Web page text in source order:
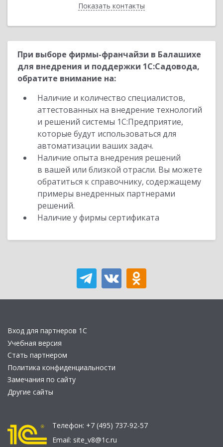
Показать контакты
Назад
При выборе фирмы-франчайзи в Балашихе
для внедрения и поддержки 1С:Садовода,
обратите внимание на:
Наличие и количество специалистов,
аттестованных на внедрение технологий
и решений системы 1С:Предприятие,
которые будут использоваться для
автоматизации ваших задач.
Наличие опыта внедрения решений
в вашей или близкой отрасли. Вы можете
обратиться к справочнику, содержащему
примеры внедренных партнерами
решений.
Наличие у фирмы сертификата
Вход для партнеров 1С
Учебная версия
Стать партнером
Политика конфиденциальности
Замечания по сайту
Другие сайты
Телефон: +7 (495) 737-92-57
Email: site_v8@1c.ru